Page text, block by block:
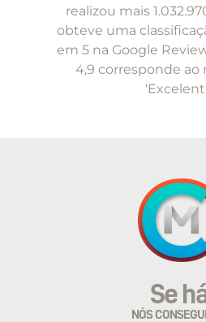
realizou mais
obteve uma
em 5 na Google
4,9 corresponde ao
Se
NÓS